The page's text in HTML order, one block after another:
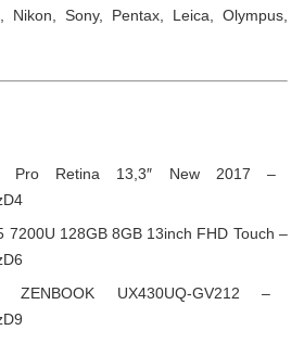
Sony, Pentax, Leica, Olympus,
Pro Retina 13,3″ New 2017 –
7200U 128GB 8GB 13inch FHD Touch –
ZENBOOK UX430UQ-GV212 –